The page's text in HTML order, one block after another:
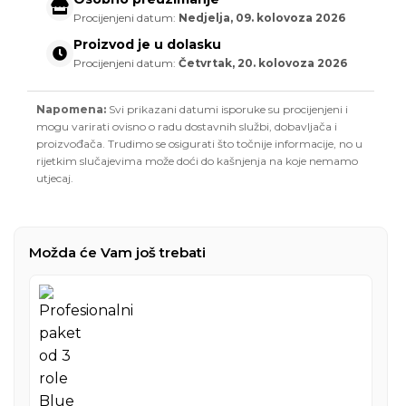
Procijenjeni datum: Nedjelja, 09. kolovoza 2026
Proizvod je u dolasku
Procijenjeni datum: Četvrtak, 20. kolovoza 2026
Napomena: Svi prikazani datumi isporuke su procijenjeni i
mogu varirati ovisno o radu dostavnih službi, dobavljača i
proizvođača. Trudimo se osigurati što točnije informacije, no u
rijetkim slučajevima može doći do kašnjenja na koje nemamo
utjecaj.
Možda će Vam još trebati